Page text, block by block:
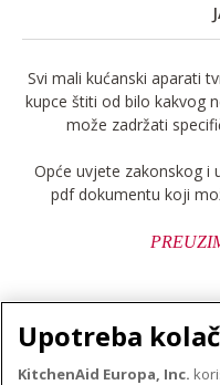
Svi mali kućanski aparati
kupce štiti od bilo kakvog
može zadržati
Opće uvjete zakonskog i
pdf dokumentu koji
Upotreba
KitchenAid Europa, Inc.